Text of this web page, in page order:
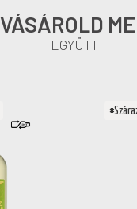
VÁSÁROLD
EGYÜTT